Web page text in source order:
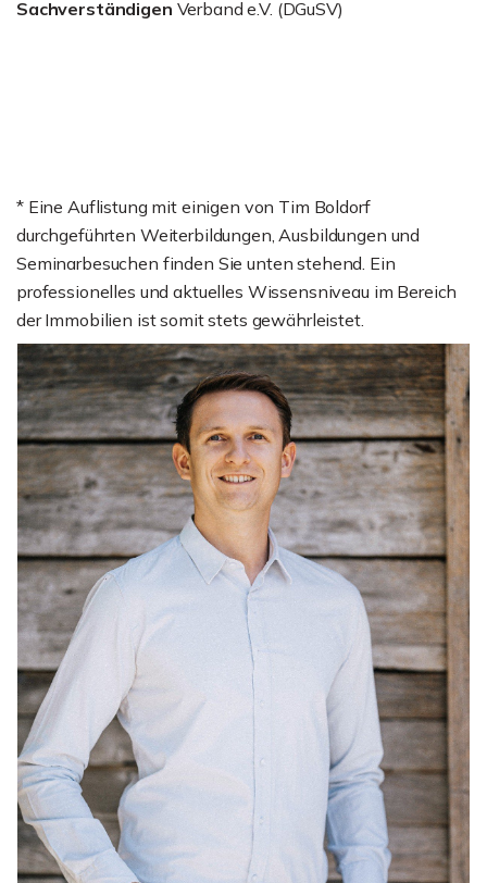
Sachverständigen Verband e.V. (DGuSV)
* Eine Auflistung mit einigen von Tim Boldorf
durchgeführten Weiterbildungen, Ausbildungen und
Seminarbesuchen finden Sie unten stehend. Ein
professionelles und aktuelles Wissensniveau im Bereich
der Immobilien ist somit stets gewährleistet.